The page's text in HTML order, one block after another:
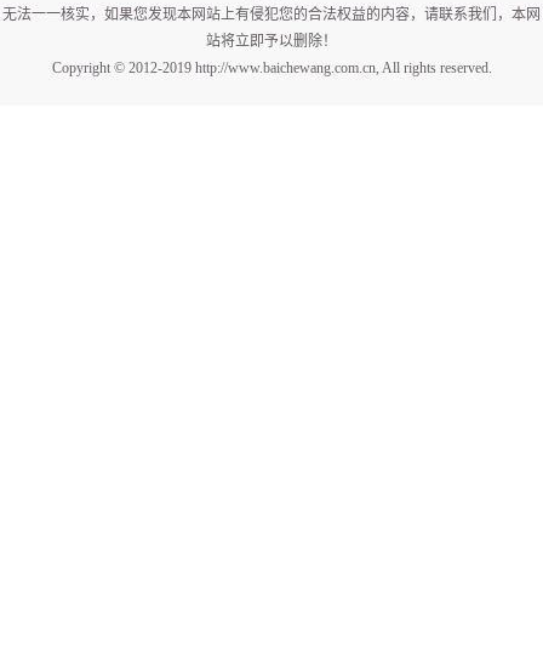
无法一一核实，如果您发现本网站上有侵犯您的合法权益的内容，请联系我们，本网
站将立即予以删除！
Copyright © 2012-2019 http://www.baichewang.com.cn, All rights reserved.